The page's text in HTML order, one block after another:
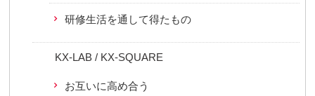
研修生活を通して得たもの
KX-LAB / KX-SQUARE
お互いに高め合う